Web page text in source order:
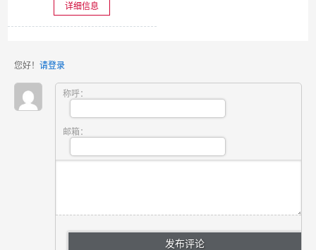
详细信息
您好！ 请登录
称呼：
邮箱：